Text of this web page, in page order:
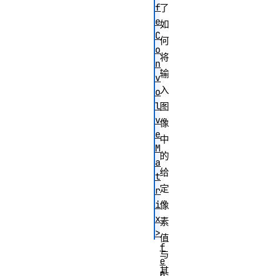
了
如
何
将
输
入
图
像
中
的
给
定
像
素
值
与
其
f
e
C
o
n
v
o
l
v
e
M
a
t
r
i
x
>
f
e